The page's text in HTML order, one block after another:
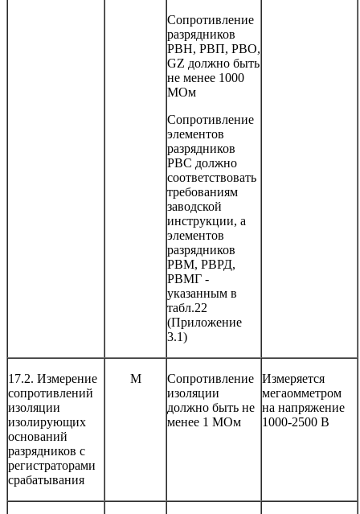
Сопротивление
разрядников
РВН, РВП, РВО,
GZ должно быть
не менее 1000
МОм
Сопротивление
элементов
разрядников
РВС должно
соответствовать
требованиям
заводской
инструкции, а
элементов
разрядников
РВМ, РВРД,
РВМГ -
указанным в
табл.22
(Приложение
3.1)
17.2. Измерение
сопротивлений
изоляции
изолирующих
оснований
разрядников с
регистраторами
срабатывания
М
Сопротивление
изоляции
должно быть не
менее 1 МОм
Измеряется
мегаомметром
на напряжение
1000-2500 В